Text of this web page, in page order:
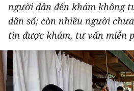
THẾ GIỚI
THỂ THAO
GIÁO DỤC
Y TẾ
người dân đến khám không
dân số; còn nhiều người
tin được khám, tư vấn miễn